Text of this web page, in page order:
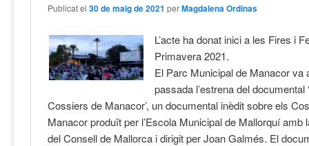
Publicat el30 de maig de 2021 perMagdalena Ordinas
L’acte ha donat inici a les Fires i
Primavera 2021.
El Parc Municipal de Manacor va
passada l’estrena del documental
Cossiers de Manacor’, un documental inèdit sobre els
Manacor produït per l’Escola Municipal de Mallorquí amb
del Consell de Mallorca i dirigit per Joan Galmés. El